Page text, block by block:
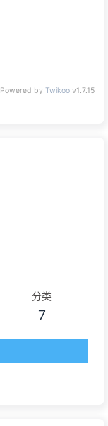
Powered by Twikoo v1.7.15
分类
7